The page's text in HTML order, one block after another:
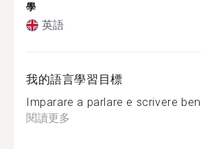
學
英語
我的語言學習目標
Imparare a parlare e scrivere
閱讀更多